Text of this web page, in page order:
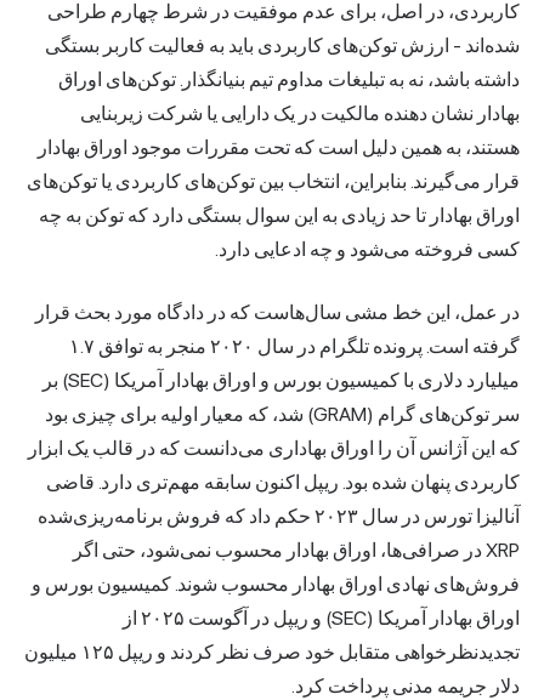
کاربردی، در اصل، برای عدم موفقیت در شرط چهارم طراحی
شده‌اند - ارزش توکن‌های کاربردی باید به فعالیت کاربر بستگی
داشته باشد، نه به تبلیغات مداوم تیم بنیانگذار. توکن‌های اوراق
بهادار نشان دهنده مالکیت در یک دارایی یا شرکت زیربنایی
هستند، به همین دلیل است که تحت مقررات موجود اوراق بهادار
قرار می‌گیرند. بنابراین، انتخاب بین توکن‌های کاربردی یا توکن‌های
اوراق بهادار تا حد زیادی به این سوال بستگی دارد که توکن به چه
کسی فروخته می‌شود و چه ادعایی دارد.
در عمل، این خط مشی سال‌هاست که در دادگاه مورد بحث قرار
گرفته است. پرونده تلگرام در سال ۲۰۲۰ منجر به توافق ۱.۷
میلیارد دلاری با کمیسیون بورس و اوراق بهادار آمریکا (SEC) بر
سر توکن‌های گرام (GRAM) شد، که معیار اولیه برای چیزی بود
که این آژانس آن را اوراق بهاداری می‌دانست که در قالب یک ابزار
کاربردی پنهان شده بود. ریپل اکنون سابقه مهم‌تری دارد. قاضی
آنالیزا تورس در سال ۲۰۲۳ حکم داد که فروش برنامه‌ریزی‌شده
XRP در صرافی‌ها، اوراق بهادار محسوب نمی‌شود، حتی اگر
فروش‌های نهادی اوراق بهادار محسوب شوند. کمیسیون بورس و
اوراق بهادار آمریکا (SEC) و ریپل در آگوست ۲۰۲۵ از
تجدیدنظرخواهی متقابل خود صرف نظر کردند و ریپل ۱۲۵ میلیون
دلار جریمه مدنی پرداخت کرد.